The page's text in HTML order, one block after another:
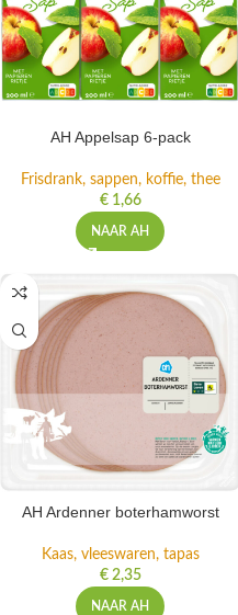
AH Appelsap 6-pack
Frisdrank, sappen, koffie, thee
€1,66
NAAR AH
AH Ardenner boterhamworst
Kaas, vleeswaren, tapas
€2,35
NAAR AH